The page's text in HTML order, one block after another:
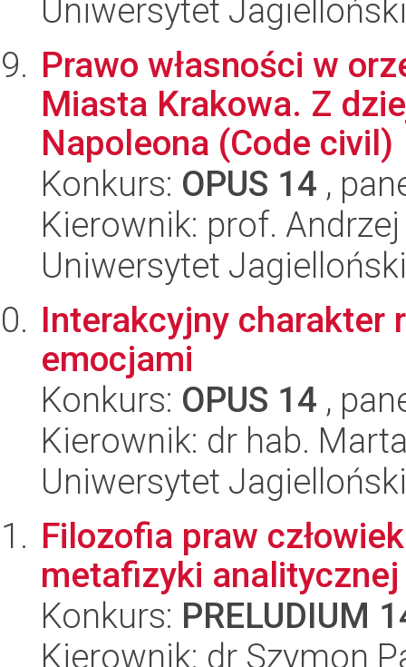
Uniwersytet
Prawo własności w
Miasta Krakowa. Z
Napoleona (Code civil)
Konkurs: OPUS 14 ,
Kierownik: prof.
Uniwersytet
Interakcyjny charakter
emocjami
Konkurs: OPUS 14 ,
Kierownik: dr hab.
Uniwersytet
Filozofia praw
metafizyki analitycznej
Konkurs: PRELUDIUM
Kierownik: dr Szymon